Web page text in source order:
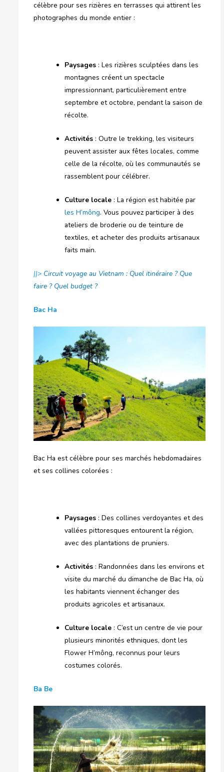
célèbre pour ses rizières en terrasses qui attirent les
photographes du monde entier :
Paysages: Les rizières sculptées dans les
montagnes créent un spectacle
impressionnant, particulièrement entre
septembre et octobre, pendant la saison de
récolte.
Activités: Outre le trekking, les visiteurs
peuvent assister aux fêtes locales, comme
celle de la récolte, où les communautés se
rassemblent pour célébrer.
Culture locale: La région est habitée par
les H’mông. Vous pouvez participer à des
ateliers de broderie ou de teinture de
textiles, et acheter des produits artisanaux
faits main.
||> Circuit voyage au Vietnam : Quel itinéraire ? Que
faire ? Quel budget ?
Bac Ha
Bac Ha est célèbre pour ses marchés hebdomadaires
et ses collines colorées :
Paysages: Des collines verdoyantes et des
vallées pittoresques entourent la région,
avec des plantations de pruniers.
Activités: Randonnées dans les environs et
visite du marché du dimanche de Bac Ha, où
les habitants viennent échanger des
produits agricoles et artisanaux.
Culture locale: C’est un centre de vie pour
plusieurs minorités ethniques, dont les
Flower H’mông, reconnus pour leurs
costumes colorés.
Ba Be